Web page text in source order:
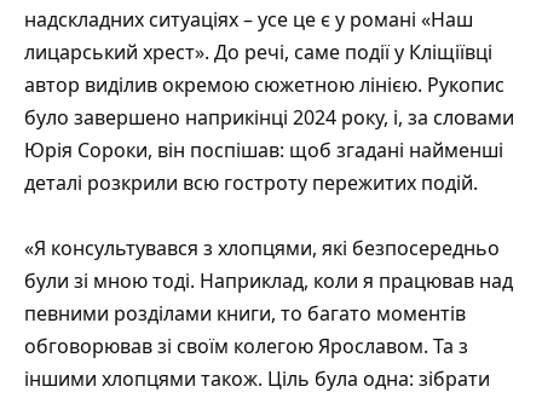
надскладних ситуаціях – усе це є у романі «Наш
лицарський хрест». До речі, саме події у Кліщіївці
автор виділив окремою сюжетною лінією. Рукопис
було завершено наприкінці 2024 року, і, за словами
Юрія Сороки, він поспішав: щоб згадані найменші
деталі розкрили всю гостроту пережитих подій.
«Я консультувався з хлопцями, які безпосередньо
були зі мною тоді. Наприклад, коли я працював над
певними розділами книги, то багато моментів
обговорював зі своїм колегою Ярославом. Та з
іншими хлопцями також. Ціль була одна: зібрати